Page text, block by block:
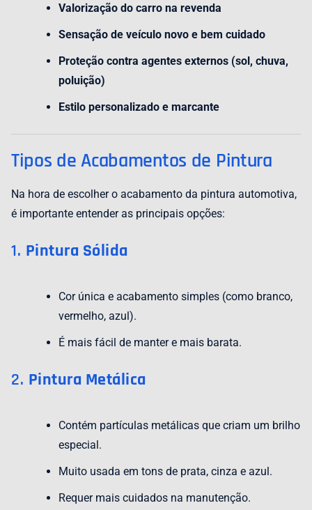
Valorização do carro na revenda
Sensação de veículo novo e bem cuidado
Proteção contra agentes externos (sol, chuva,
poluição)
Estilo personalizado e marcante
Tipos de Acabamentos de Pintura
Na hora de escolher o acabamento da pintura automotiva,
é importante entender as principais opções:
1. Pintura Sólida
Cor única e acabamento simples (como branco,
vermelho, azul).
É mais fácil de manter e mais barata.
2. Pintura Metálica
Contém partículas metálicas que criam um brilho
especial.
Muito usada em tons de prata, cinza e azul.
Requer mais cuidados na manutenção.